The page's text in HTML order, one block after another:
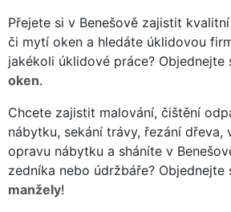
Přejete si v Benešově zajistit
či mytí oken a hledáte úklidovou
jakékoli úklidové práce? Objednejte
oken.
Chcete zajistit malování, čištění
nábytku, sekání trávy, řezání dřeva,
opravu nábytku a sháníte v
zedníka nebo údržbáře? Objednejte
manžely!